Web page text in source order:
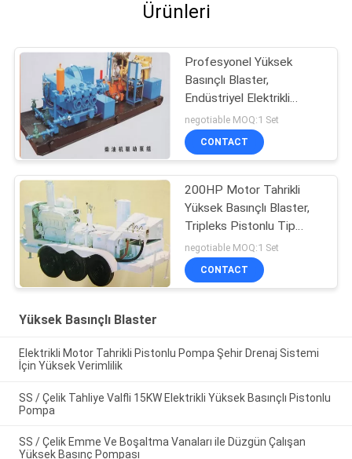
Ürünleri
Profesyonel Yüksek
Basınçlı Blaster,
Endüstriyel Elektrikli
Pistonlu Pompa
negotiable MOQ:1 Set
CONTACT
200HP Motor Tahrikli
Yüksek Basınçlı Blaster,
Tripleks Pistonlu Tip
Kuyu Yıkama Pompası
negotiable MOQ:1 Set
CONTACT
Yüksek Basınçlı Blaster
Elektrikli Motor Tahrikli Pistonlu Pompa Şehir Drenaj Sistemi
İçin Yüksek Verimlilik
SS / Çelik Tahliye Valfli 15KW Elektrikli Yüksek Basınçlı Pistonlu
Pompa
SS / Çelik Emme Ve Boşaltma Vanaları ile Düzgün Çalışan
Yüksek Basınç Pompası